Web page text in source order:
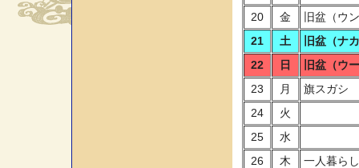
20
金
旧盆（ウ
21
土
旧盆（ナ
22
日
旧盆（ウ
23
月
旗スガシ
24
火
25
水
26
木
一人暮ら